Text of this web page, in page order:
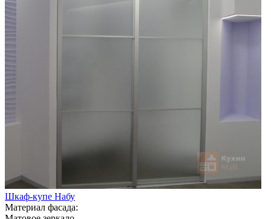
Шкаф-купе Набу
Материал фасада: